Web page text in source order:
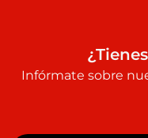
Infórmate sobre